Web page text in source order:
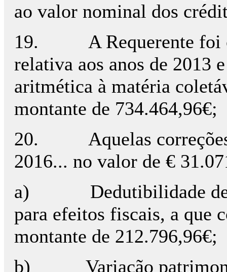
ao valor nominal dos
19. A Requerente foi
relativa aos anos de 2013
aritmética à matéria
montante de 734.464,96€;
20. Aquelas correções
2016... no valor de €
a) Dedutibilidade de
para efeitos fiscais, a que
montante de 212.796,96€;
b) Variação patrimonial